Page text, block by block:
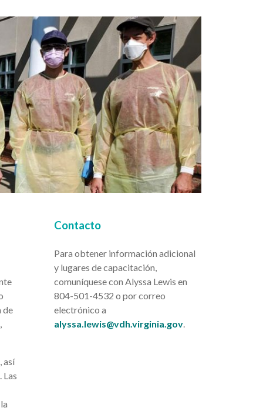
de
así
Las
Contacto
Para obtener información adicional
y lugares de capacitación,
comuníquese con Alyssa Lewis en
804-501-4532 o por correo
electrónico a
alyssa.lewis@vdh.virginia.gov.